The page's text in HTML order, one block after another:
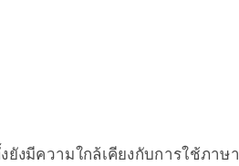
งมีความใกล้เคียงกับการใช้ภาษา